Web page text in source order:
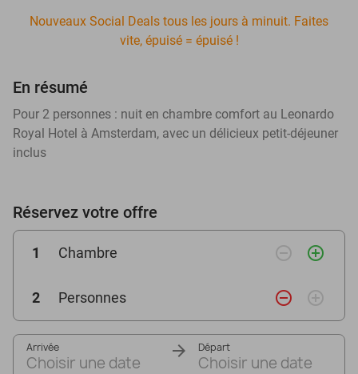
Nouveaux Social Deals tous les jours à minuit. Faites
vite, épuisé = épuisé !
En résumé
Pour 2 personnes : nuit en chambre comfort au Leonardo
Royal Hotel à Amsterdam, avec un délicieux petit-déjeuner
inclus
Réservez votre offre
1 Chambre remove_circle_outline add_circle_outline
2 Personnes remove_circle_outline add_circle_outline
Arrivée
Choisir une date
Départ
Choisir une date